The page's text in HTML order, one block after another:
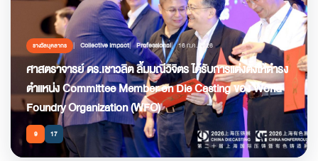
รางวัลบุคลากร Collective Impact Professional 16 ก.ค. 2026
ศาสตราจารย์ ดร.เชาวลิต ลิ้มมณีวิจิตร ได้รับการแต่งตั้งให้ดำรง
ตำแหน่ง Committee Member on Die Casting ของ World
Foundry Organization (WFO)
9 17